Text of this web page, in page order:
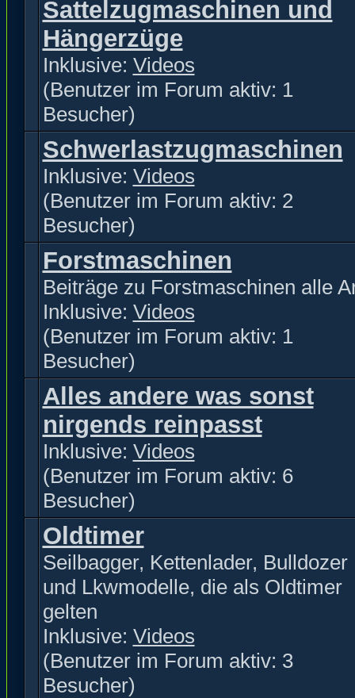
Sattelzugmaschinen und
Hängerzüge
Inklusive: Videos
(Benutzer im Forum aktiv: 1
Besucher)
Schwerlastzugmaschinen
Inklusive: Videos
(Benutzer im Forum aktiv: 2
Besucher)
Forstmaschinen
Beiträge zu Forstmaschinen alle
Inklusive: Videos
(Benutzer im Forum aktiv: 1
Besucher)
Alles andere was sonst
nirgends reinpasst
Inklusive: Videos
(Benutzer im Forum aktiv: 6
Besucher)
Oldtimer
Seilbagger, Kettenlader, Bulldozer
und Lkwmodelle, die als Oldtimer
gelten
Inklusive: Videos
(Benutzer im Forum aktiv: 3
Besucher)